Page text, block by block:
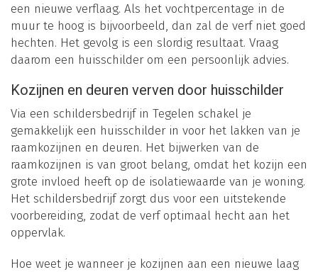
een nieuwe verflaag. Als het vochtpercentage in de
muur te hoog is bijvoorbeeld, dan zal de verf niet goed
hechten. Het gevolg is een slordig resultaat. Vraag
daarom een huisschilder om een persoonlijk advies.
Kozijnen en deuren verven door huisschilder
Via een schildersbedrijf in Tegelen schakel je
gemakkelijk een huisschilder in voor het lakken van je
raamkozijnen en deuren. Het bijwerken van de
raamkozijnen is van groot belang, omdat het kozijn een
grote invloed heeft op de isolatiewaarde van je woning.
Het schildersbedrijf zorgt dus voor een uitstekende
voorbereiding, zodat de verf optimaal hecht aan het
oppervlak.
Hoe weet je wanneer je kozijnen aan een nieuwe laag